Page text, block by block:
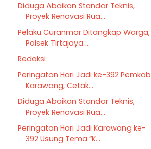
Diduga Abaikan Standar Teknis,
Proyek Renovasi Rua...
Pelaku Curanmor Ditangkap Warga,
Polsek Tirtajaya ...
Redaksi
Peringatan Hari Jadi ke-392 Pemkab
Karawang, Cetak...
Diduga Abaikan Standar Teknis,
Proyek Renovasi Rua...
Peringatan Hari Jadi Karawang ke-
392 Usung Tema “K...